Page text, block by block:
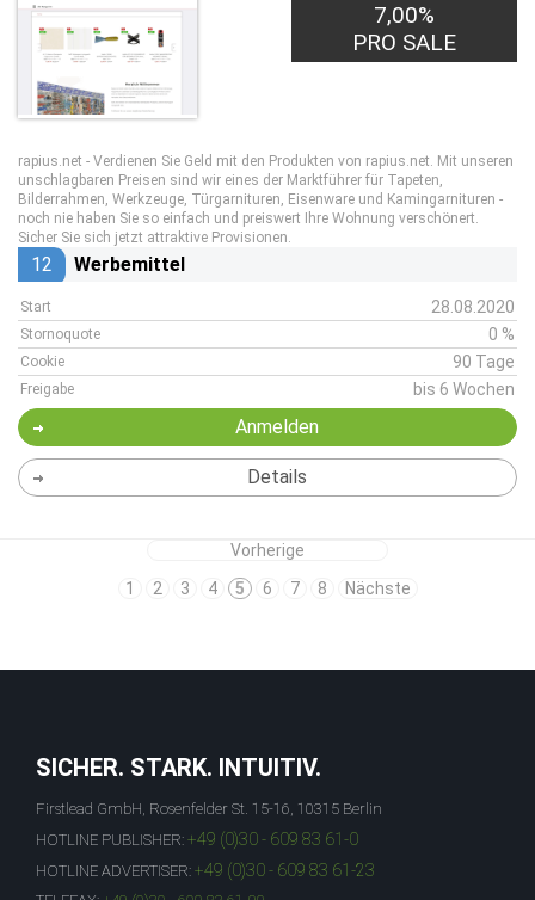
7,00%
PRO SALE
rapius.net - Verdienen Sie Geld mit den Produkten von rapius.net. Mit unseren
unschlagbaren Preisen sind wir eines der Marktführer für Tapeten,
Bilderrahmen, Werkzeuge, Türgarnituren, Eisenware und Kamingarnituren -
noch nie haben Sie so einfach und preiswert Ihre Wohnung verschönert.
Sicher Sie sich jetzt attraktive Provisionen.
12 Werbemittel
Start 28.08.2020
Stornoquote 0 %
Cookie 90 Tage
Freigabe bis 6 Wochen
Anmelden
Details
Vorherige
1
2 3 4 5 6 7 8 Nächste
SICHER. STARK. INTUITIV.
Firstlead GmbH, Rosenfelder St. 15-16, 10315 Berlin
HOTLINE PUBLISHER: +49 (0)30 - 609 83 61-0
HOTLINE ADVERTISER: +49 (0)30 - 609 83 61-23